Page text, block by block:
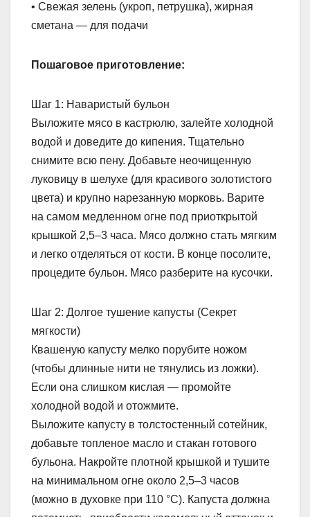
• Свежая зелень (укроп, петрушка), жирная
сметана — для подачи
Пошаговое приготовление:
Шаг 1: Наваристый бульон
Выложите мясо в кастрюлю, залейте холодной
водой и доведите до кипения. Тщательно
снимите всю пену. Добавьте неочищенную
луковицу в шелухе (для красивого золотистого
цвета) и крупно нарезанную морковь. Варите
на самом медленном огне под приоткрытой
крышкой 2,5–3 часа. Мясо должно стать мягким
и легко отделяться от кости. В конце посолите,
процедите бульон. Мясо разберите на кусочки.
Шаг 2: Долгое тушение капусты (Секрет
мягкости)
Квашеную капусту мелко порубите ножом
(чтобы длинные нити не тянулись из ложки).
Если она слишком кислая — промойте
холодной водой и отожмите.
Выложите капусту в толстостенный сотейник,
добавьте топленое масло и стакан готового
бульона. Накройте плотной крышкой и тушите
на минимальном огне около 2,5–3 часов
(можно в духовке при 110 °C). Капуста должна